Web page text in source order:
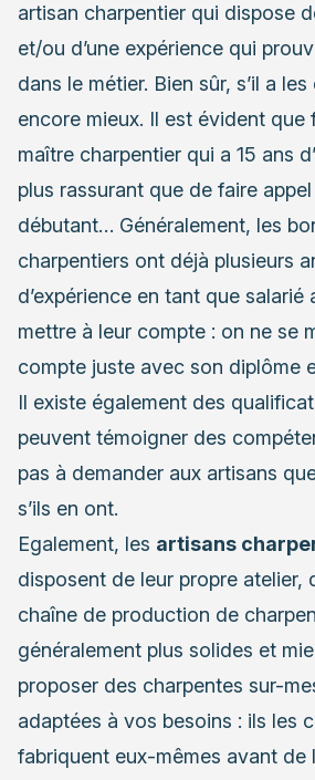
artisan charpentier qui dispose
et/ou d’une expérience qui
dans le métier. Bien sûr, s’il a les
encore mieux. Il est évident que
maître charpentier qui a 15 ans
plus rassurant que de faire
débutant… Généralement, les
charpentiers ont déjà plusieurs
d’expérience en tant que salarié
mettre à leur compte : on ne se
compte juste avec son diplôme
Il existe également des
peuvent témoigner des
pas à demander aux artisans
s’ils en ont.
Egalement, les artisans
disposent de leur propre atelier,
chaîne de production de
généralement plus solides et
proposer des charpentes sur-
adaptées à vos besoins : ils les
fabriquent eux-mêmes avant de